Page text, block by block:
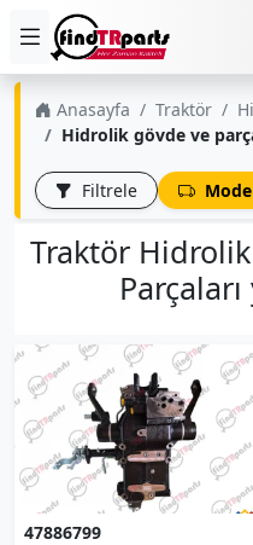
Anasayfa Traktör
Hidrolik gövde ve
Filtrele
Traktör
47886799